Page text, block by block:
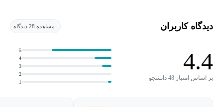
دیدگاه کاربران مشاهده 28 دیدگاه
4.4
بر اساس امتیاز 48 دانشجو
1
2
3
4
5